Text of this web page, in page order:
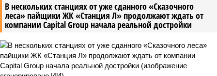
В нескольких станциях от уже сданного «Сказочного
леса» пайщики ЖК «Станция Л» продолжают ждать от
компании Capital Group начала реальной достройки